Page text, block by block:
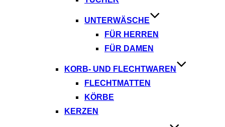
UNTERWÄSCHE
FÜR HERREN
FÜR DAMEN
KORB- UND FLECHTWAREN
FLECHTMATTEN
KÖRBE
KERZEN